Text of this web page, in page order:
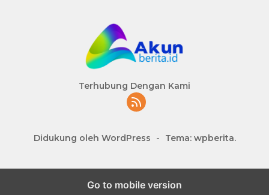
Terhubung Dengan Kami
Didukung oleh WordPress - Tema: wpberita.
Go to mobile version